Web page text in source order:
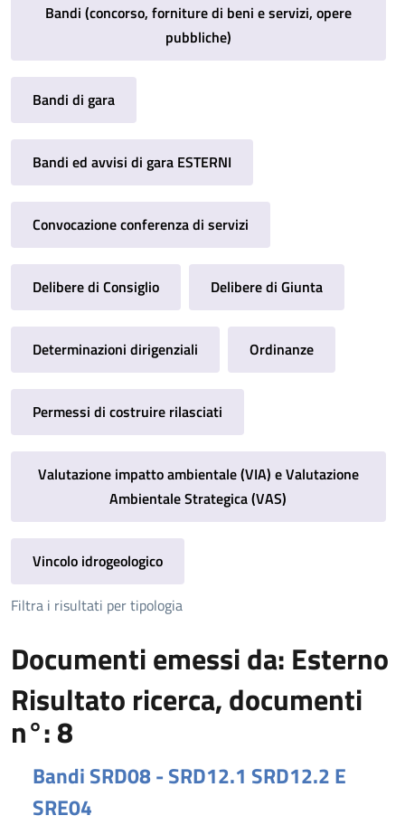
Bandi (concorso, forniture di beni e servizi, opere
pubbliche)
Bandi di gara
Bandi ed avvisi di gara ESTERNI
Convocazione conferenza di servizi
Delibere di Consiglio Delibere di Giunta
Determinazioni dirigenziali Ordinanze
Permessi di costruire rilasciati
Valutazione impatto ambientale (VIA) e Valutazione
Ambientale Strategica (VAS)
Vincolo idrogeologico
Filtra i risultati per tipologia
Documenti emessi da: Esterno
Risultato ricerca, documenti
n°: 8
Bandi SRD08 - SRD12.1 SRD12.2 E
SRE04